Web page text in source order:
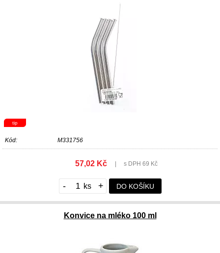
tip
Kód: M331756
57,02 Kč s DPH 69 Kč
- + DO KOŠÍKU
Konvice na mléko 100 ml